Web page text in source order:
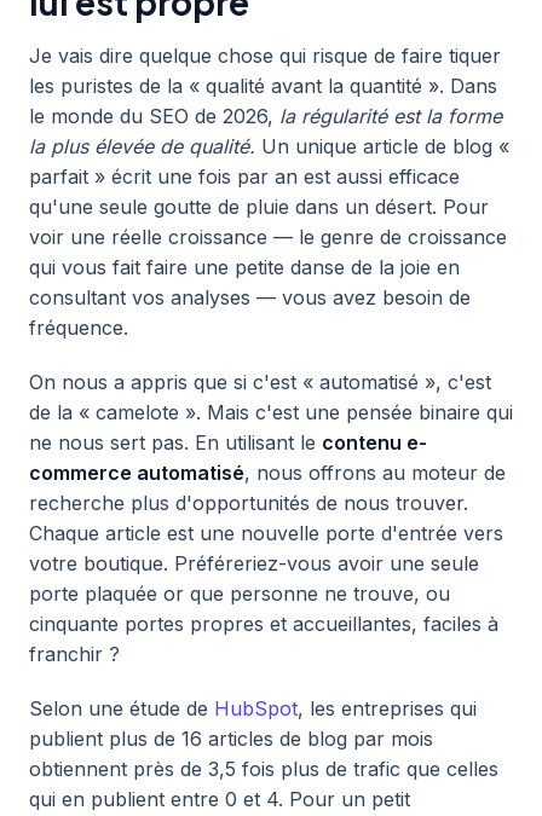
Je vais dire quelque chose qui risque de faire tiquer
les puristes de la « qualité avant la quantité ». Dans
le monde du SEO de 2026, la régularité est la forme
la plus élevée de qualité. Un unique article de blog «
parfait » écrit une fois par an est aussi efficace
qu'une seule goutte de pluie dans un désert. Pour
voir une réelle croissance — le genre de croissance
qui vous fait faire une petite danse de la joie en
consultant vos analyses — vous avez besoin de
fréquence.
On nous a appris que si c'est « automatisé », c'est
de la « camelote ». Mais c'est une pensée binaire qui
ne nous sert pas. En utilisant le contenu e-
commerce automatisé, nous offrons au moteur de
recherche plus d'opportunités de nous trouver.
Chaque article est une nouvelle porte d'entrée vers
votre boutique. Préféreriez-vous avoir une seule
porte plaquée or que personne ne trouve, ou
cinquante portes propres et accueillantes, faciles à
franchir ?
Selon une étude de HubSpot, les entreprises qui
publient plus de 16 articles de blog par mois
obtiennent près de 3,5 fois plus de trafic que celles
qui en publient entre 0 et 4. Pour un petit